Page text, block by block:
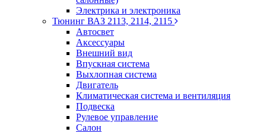
Электрика и электроника
Тюнинг ВАЗ 2113, 2114, 2115
Автосвет
Аксессуары
Внешний вид
Впускная система
Выхлопная система
Двигатель
Климатическая система и вентиляция
Подвеска
Рулевое управление
Салон